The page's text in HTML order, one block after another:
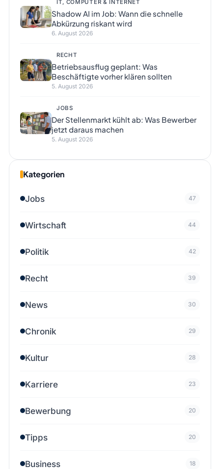
IT, COMPUTER & INTERNET
Shadow AI im Job: Wann die schnelle
Abkürzung riskant wird
6. August 2026
RECHT
Betriebsausflug geplant: Was
Beschäftigte vorher klären sollten
5. August 2026
JOBS
Der Stellenmarkt kühlt ab: Was Bewerber
jetzt daraus machen
5. August 2026
Kategorien
Jobs 47
Wirtschaft 44
Politik 42
Recht 39
News 30
Chronik 29
Kultur 28
Karriere 23
Bewerbung 20
Tipps 20
Business 18